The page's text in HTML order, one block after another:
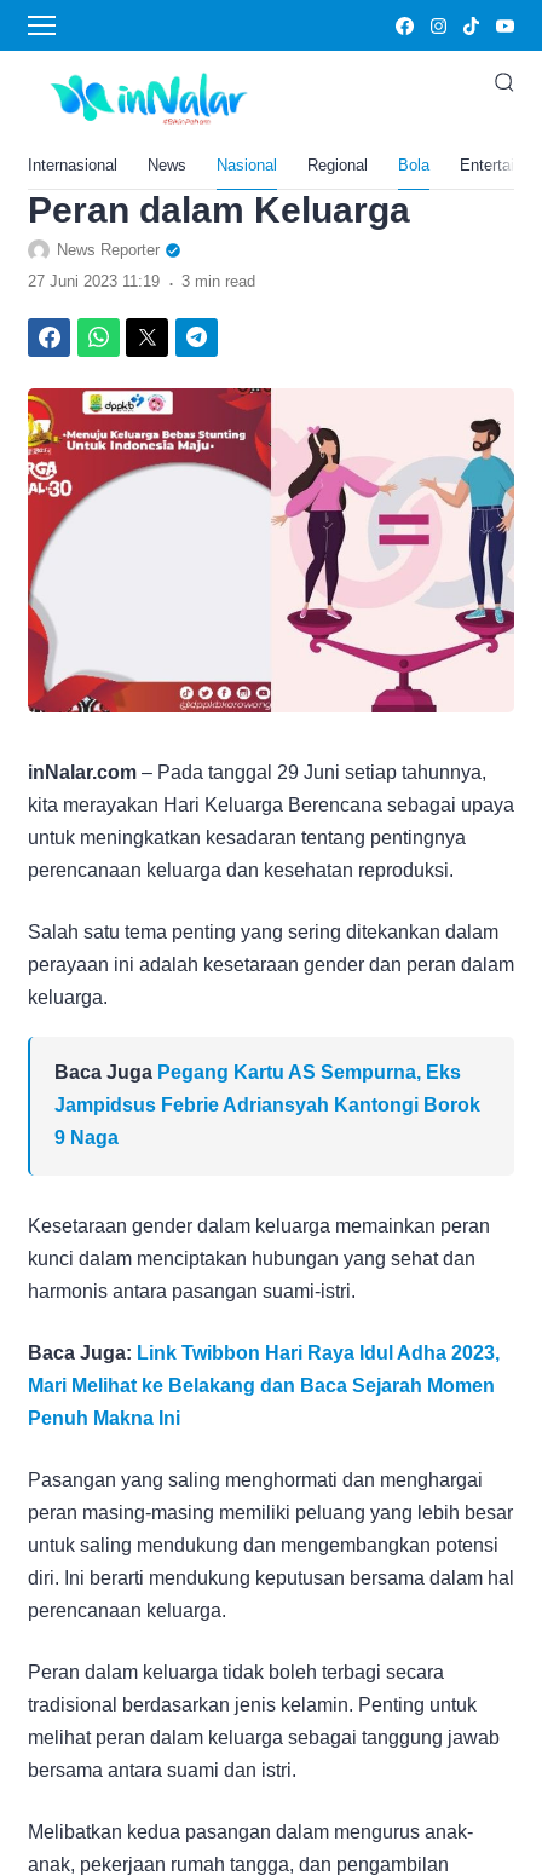
Internasional News Nasional Regional Bola
Home›Bola
Link Twibbon Hari Keluarga
Berencana, 29 Juni 2023:
Kesetaraan Gender dan
Peran dalam Keluarga
News Reporter
27 Juni 2023 11:19 . 3 min read
inNalar.com – Pada tanggal 29 Juni setiap tahunnya,
kita merayakan Hari Keluarga Berencana sebagai upaya
untuk meningkatkan kesadaran tentang pentingnya
perencanaan keluarga dan kesehatan reproduksi.
Salah satu tema penting yang sering ditekankan dalam
perayaan ini adalah kesetaraan gender dan peran dalam
keluarga.
Baca Juga Pegang Kartu AS Sempurna, Eks
Jampidsus Febrie Adriansyah Kantongi Borok
9 Naga
Kesetaraan gender dalam keluarga memainkan peran
kunci dalam menciptakan hubungan yang sehat dan
harmonis antara pasangan suami-istri.
Baca Juga: Link Twibbon Hari Raya Idul Adha 2023,
Mari Melihat ke Belakang dan Baca Sejarah Momen
Penuh Makna Ini
Pasangan yang saling menghormati dan menghargai
peran masing-masing memiliki peluang yang lebih besar
untuk saling mendukung dan mengembangkan potensi
diri. Ini berarti mendukung keputusan bersama dalam hal
perencanaan keluarga.
Peran dalam keluarga tidak boleh terbagi secara
tradisional berdasarkan jenis kelamin. Penting untuk
melihat peran dalam keluarga sebagai tanggung jawab
bersama antara suami dan istri.
Melibatkan kedua pasangan dalam mengurus anak-
anak, pekerjaan rumah tangga, dan pengambilan